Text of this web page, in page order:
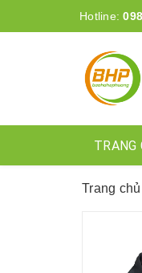
Hotline:
TRANG
Trang chủ